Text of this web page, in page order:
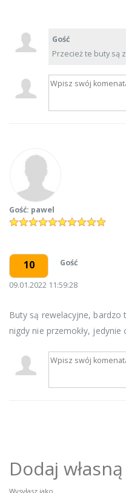
Gość
Przecież te buty są
Gość: pawel
10 Gość
09.01.2022 11:59:28
Buty są rewelacyjne, bardzo
nigdy nie przemokły, jedynie
Dodaj
Wysyłasz jako